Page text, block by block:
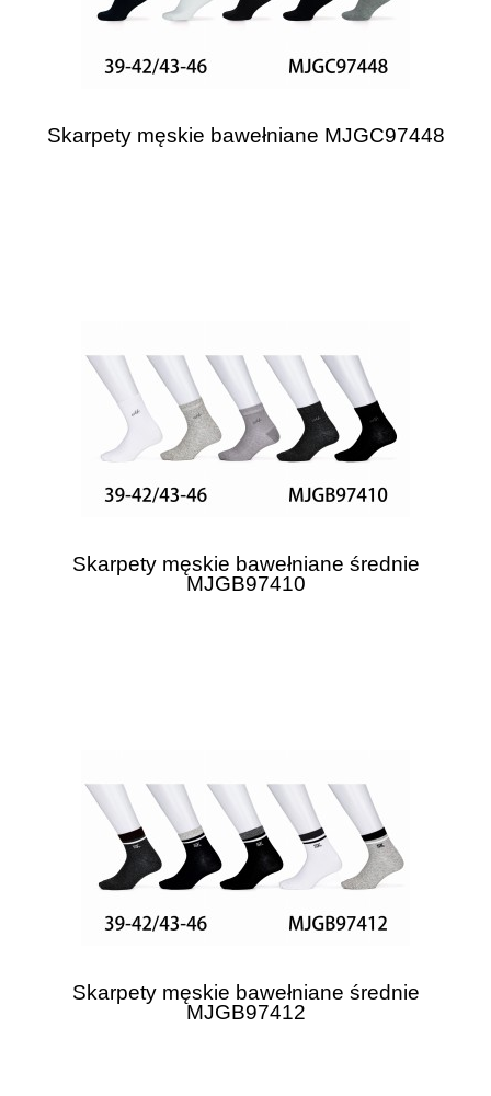
Skarpety męskie bawełniane MJGC97448
Skarpety męskie bawełniane średnie
MJGB97410
Skarpety męskie bawełniane średnie
MJGB97412